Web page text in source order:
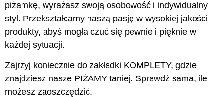
piżamkę, wyrażasz swoją osobowość i indywidualny
styl. Przekształcamy naszą pasję w wysokiej jakości
produkty, abyś mogła czuć się pewnie i pięknie w
każdej sytuacji.
Zajrzyj koniecznie do zakładki KOMPLETY, gdzie
znajdziesz nasze PIŻAMY taniej. Sprawdź sama, ile
możesz zaoszczędzić.